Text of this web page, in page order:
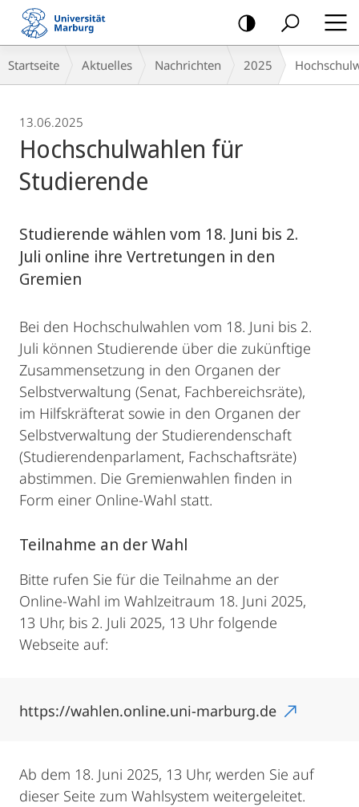
Mobile-
Navigation
Breadcrumb-
Navigation
Startseite Aktuelles Nachrichten 2025
13.06.2025
Hochschulwahlen für
Studierende
Studierende wählen vom 18. Juni bis 2.
Juli online ihre Vertretungen in den
Gremien
Bei den Hochschulwahlen vom 18. Juni bis 2.
Juli können Studierende über die zukünftige
Zusammensetzung in den Organen der
Selbstverwaltung (Senat, Fachbereichsräte),
im Hilfskräfterat sowie in den Organen der
Selbstverwaltung der Studierendenschaft
(Studierendenparlament, Fachschaftsräte)
abstimmen. Die Gremienwahlen finden in
Form einer Online-Wahl statt.
Teilnahme an der Wahl
Bitte rufen Sie für die Teilnahme an der
Online-Wahl im Wahlzeitraum 18. Juni 2025,
13 Uhr, bis 2. Juli 2025, 13 Uhr folgende
Webseite auf:
https://wahlen.online.uni-marburg.de
Ab dem 18. Juni 2025, 13 Uhr, werden Sie auf
dieser Seite zum Wahlsystem weitergeleitet.